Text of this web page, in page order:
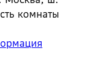
комнаты